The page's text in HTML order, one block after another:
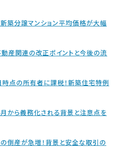
築分譲マンション平均価格が大幅
産関連の改正ポイントと今後の流
点の所有者に課税！新築住宅特例
から義務化される背景と注意点を
倒産が急増！背景と安全な取引の